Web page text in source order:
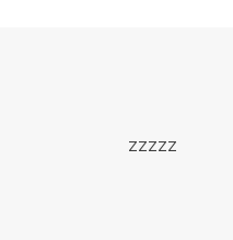
zzzzz